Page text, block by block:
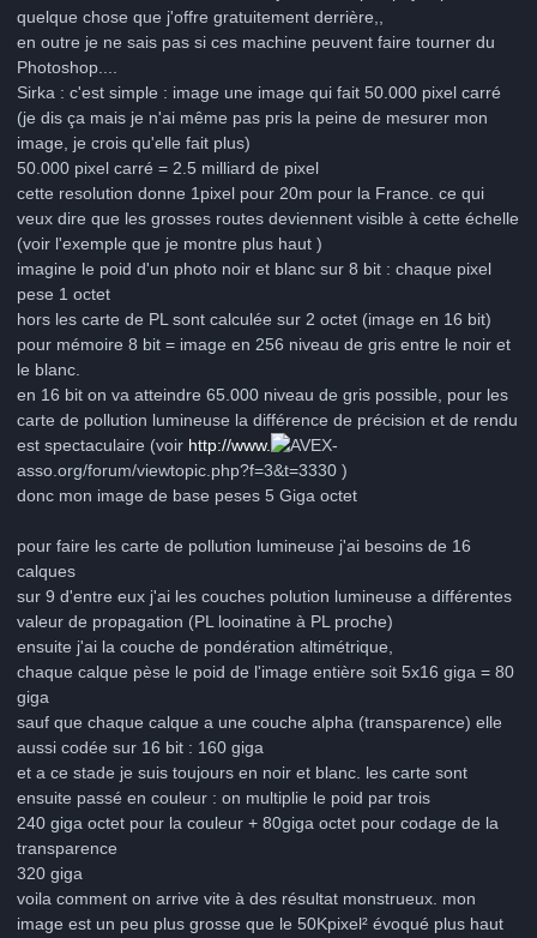
quelque chose que j'offre gratuitement derrière,,
en outre je ne sais pas si ces machine peuvent faire tourner du
Photoshop....
Sirka : c'est simple : image une image qui fait 50.000 pixel carré
(je dis ça mais je n'ai même pas pris la peine de mesurer mon
image, je crois qu'elle fait plus)
50.000 pixel carré = 2.5 milliard de pixel
cette resolution donne 1pixel pour 20m pour la France. ce qui
veux dire que les grosses routes deviennent visible à cette échelle
(voir l'exemple que je montre plus haut )
imagine le poid d'un photo noir et blanc sur 8 bit : chaque pixel
pese 1 octet
hors les carte de PL sont calculée sur 2 octet (image en 16 bit)
pour mémoire 8 bit = image en 256 niveau de gris entre le noir et
le blanc.
en 16 bit on va atteindre 65.000 niveau de gris possible, pour les
carte de pollution lumineuse la différence de précision et de rendu
est spectaculaire (voir http://www.
-
asso.org/forum/viewtopic.php?f=3&t=3330 )
donc mon image de base peses 5 Giga octet
pour faire les carte de pollution lumineuse j'ai besoins de 16
calques
sur 9 d'entre eux j'ai les couches polution lumineuse a différentes
valeur de propagation (PL looinatine à PL proche)
ensuite j'ai la couche de pondération altimétrique,
chaque calque pèse le poid de l'image entière soit 5x16 giga = 80
giga
sauf que chaque calque a une couche alpha (transparence) elle
aussi codée sur 16 bit : 160 giga
et a ce stade je suis toujours en noir et blanc. les carte sont
ensuite passé en couleur : on multiplie le poid par trois
240 giga octet pour la couleur + 80giga octet pour codage de la
transparence
320 giga
voila comment on arrive vite à des résultat monstrueux. mon
image est un peu plus grosse que le 50Kpixel² évoqué plus haut